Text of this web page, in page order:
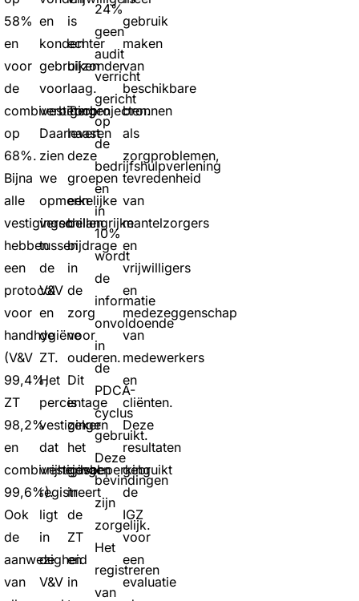
58%
en
voor
de
combivestigingen
op
68%.
Bijna
alle
vestigingen
hebben
een
protocol
voor
handhygiëne
(V&V
99,4%,
ZT
98,2%
en
combivestigingen
99,6%).
Ook
de
aanwezigheid
van
en
konden
gebruiken
voor
verbeterprojecten.
Daarnaast
zien
we
opmerkelijke
verschillen
tussen
de
V&V
en
de
ZT.
Het
percentage
vestigingen
dat
vrijheidsbeperking
registreert
ligt
in
de
V&V
is
echter
bijzonder
laag.
Toch
leveren
deze
groepen
een
belangrijke
bijdrage
in
de
zorg
voor
ouderen.
Dit
is
zeker
het
geval
in
de
ZT
en
in
24%
geen
audit
verricht
gericht
op
de
bedrijfshulpverlening
en
in
10%
wordt
de
informatie
onvoldoende
in
de
PDCA-
cyclus
gebruikt.
Deze
bevindingen
zijn
zorgelijk.
Het
registreren
van
gebruik
maken
van
beschikbare
bronnen
als
zorgproblemen,
tevredenheid
van
mantelzorgers
en
vrijwilligers
en
medezeggenschap
van
medewerkers
en
cliënten.
Deze
resultaten
gebruikt
de
IGZ
voor
een
evaluatie